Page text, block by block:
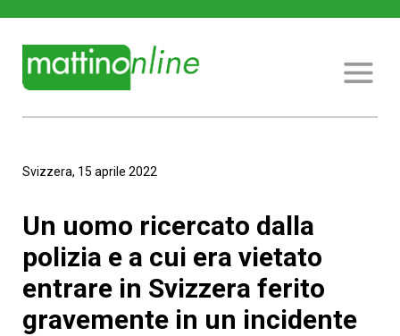
Svizzera, 15 aprile 2022
Un uomo ricercato dalla
polizia e a cui era vietato
entrare in Svizzera ferito
gravemente in un incidente